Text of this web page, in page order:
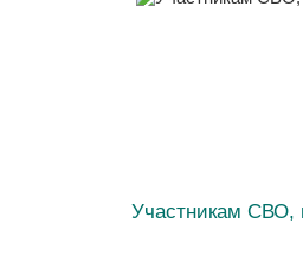
Участникам СВО,